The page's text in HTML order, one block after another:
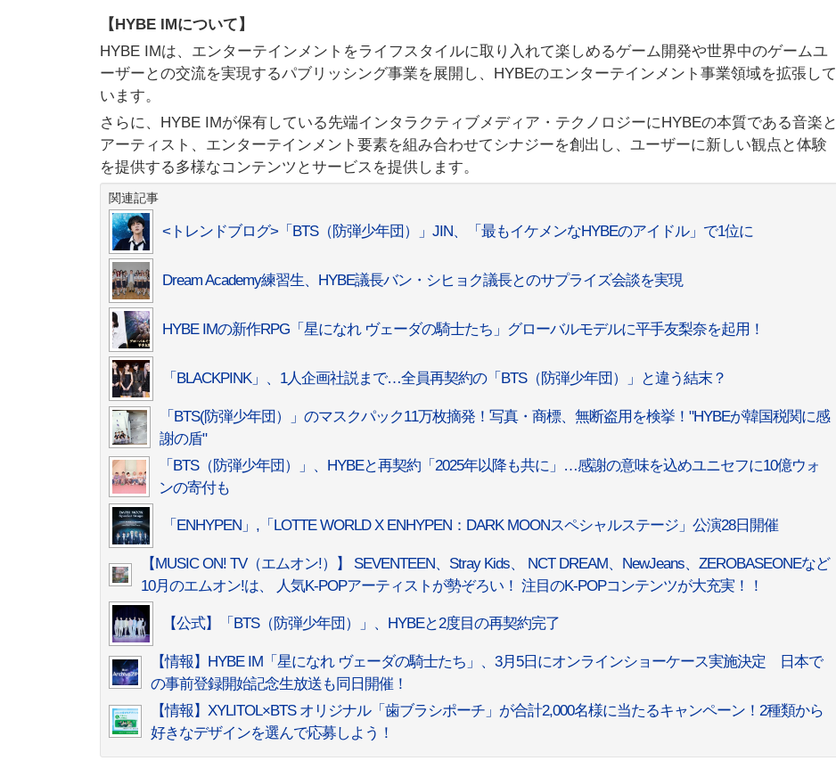
【HYBE IMについて】
HYBE IMは、エンターテインメントをライフスタイルに取り入れて楽しめるゲーム開発や世界中のゲームユ
ーザーとの交流を実現するパブリッシング事業を展開し、HYBEのエンターテインメント事業領域を拡張して
います。
さらに、HYBE IMが保有している先端インタラクティブメディア・テクノロジーにHYBEの本質である音楽と
アーティスト、エンターテインメント要素を組み合わせてシナジーを創出し、ユーザーに新しい観点と体験
を提供する多様なコンテンツとサービスを提供します。
関連記事
<トレンドブログ>「BTS（防弾少年団）」JIN、「最もイケメンなHYBEのアイドル」で1位に
Dream Academy練習生、HYBE議長バン・シヒョク議長とのサプライズ会談を実現
HYBE IMの新作RPG「星になれ ヴェーダの騎士たち」グローバルモデルに平手友梨奈を起用！
「BLACKPINK」、1人企画社説まで…全員再契約の「BTS（防弾少年団）」と違う結末？
「BTS(防弾少年団）」のマスクパック11万枚摘発！写真・商標、無断盗用を検挙！"HYBEが韓国税関に感
謝の盾"
「BTS（防弾少年団）」、HYBEと再契約「2025年以降も共に」…感謝の意味を込めユニセフに10億ウォ
ンの寄付も
「ENHYPEN」,「LOTTE WORLD X ENHYPEN：DARK MOONスペシャルステージ」公演28日開催
【MUSIC ON! TV（エムオン!）】 SEVENTEEN、Stray Kids、 NCT DREAM、NewJeans、ZEROBASEONEなど
10月のエムオン!は、 人気K-POPアーティストが勢ぞろい！ 注目のK-POPコンテンツが大充実！！
【公式】「BTS（防弾少年団）」、HYBEと2度目の再契約完了
【情報】HYBE IM「星になれ ヴェーダの騎士たち」、3月5日にオンラインショーケース実施決定 日本で
の事前登録開始記念生放送も同日開催！
【情報】XYLITOL×BTS オリジナル「歯ブラシポーチ」が合計2,000名様に当たるキャンペーン！2種類から
好きなデザインを選んで応募しよう！